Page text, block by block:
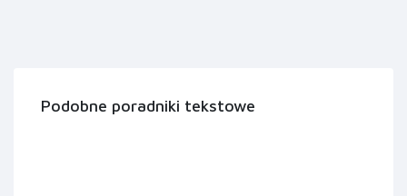
Podobne poradniki tekstowe